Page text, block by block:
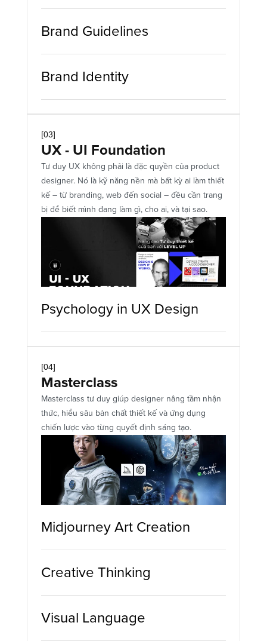
Brand Guidelines
Brand Identity
[03]
UX - UI Foundation
Tư duy UX không phải là đặc quyền của product
designer. Nó là kỹ năng nền mà bất kỳ ai làm thiết
kế – từ branding, web đến social – đều cần trang
bị để biết mình đang làm gì, cho ai, và tại sao.
Psychology in UX Design
[04]
Masterclass
Masterclass tư duy giúp designer nâng tầm nhận
thức, hiểu sâu bản chất thiết kế và ứng dụng
chiến lược vào từng quyết định sáng tạo.
Midjourney Art Creation
Creative Thinking
Visual Language